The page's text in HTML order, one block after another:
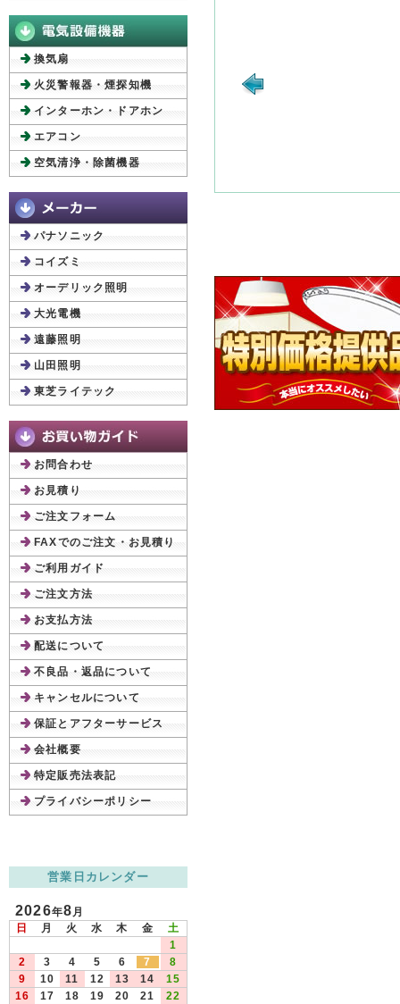
換気扇
火災警報器・煙探知機
インターホン・ドアホン
エアコン
空気清浄・除菌機器
パナソニック
コイズミ
オーデリック照明
大光電機
遠藤照明
山田照明
東芝ライテック
お問合わせ
お見積り
ご注文フォーム
FAXでのご注文・お見積り
ご利用ガイド
ご注文方法
お支払方法
配送について
不良品・返品について
キャンセルについて
保証とアフターサービス
会社概要
特定販売法表記
プライバシーポリシー
営業日カレンダー
2026年8月
日
月 火 水 木 金
土
1
2
3 4 5 6 7
8
9
10 11 12 13 14
15
16
17 18 19 20 21
22